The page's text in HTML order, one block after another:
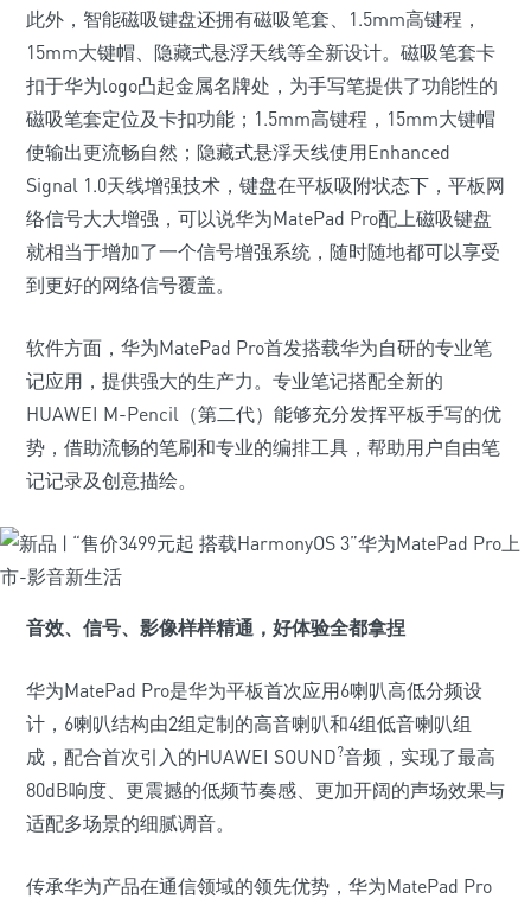
此外，智能磁吸键盘还拥有磁吸笔套、1.5mm高键程，
15mm大键帽、隐藏式悬浮天线等全新设计。磁吸笔套卡
扣于华为logo凸起金属名牌处，为手写笔提供了功能性的
磁吸笔套定位及卡扣功能；1.5mm高键程，15mm大键帽
使输出更流畅自然；隐藏式悬浮天线使用Enhanced
Signal 1.0天线增强技术，键盘在平板吸附状态下，平板网
络信号大大增强，可以说华为MatePad Pro配上磁吸键盘
就相当于增加了一个信号增强系统，随时随地都可以享受
到更好的网络信号覆盖。
软件方面，华为MatePad Pro首发搭载华为自研的专业笔
记应用，提供强大的生产力。专业笔记搭配全新的
HUAWEI M-Pencil（第二代）能够充分发挥平板手写的优
势，借助流畅的笔刷和专业的编排工具，帮助用户自由笔
记记录及创意描绘。
音效、信号、影像样样精通， 好体验全都拿捏
华为MatePad Pro是华为平板首次应用6喇叭高低分频设
计，6喇叭结构由2组定制的高音喇叭和4组低音喇叭组
成，配合首次引入的HUAWEI SOUND?音频，实现了最高
80dB响度、更震撼的低频节奏感、更加开阔的声场效果与
适配多场景的细腻调音。
传承华为产品在通信领域的领先优势，华为MatePad Pro